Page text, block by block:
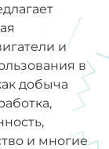
и
в
добыча
и многие